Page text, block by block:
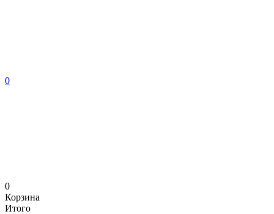
0
0
Корзина
Итого